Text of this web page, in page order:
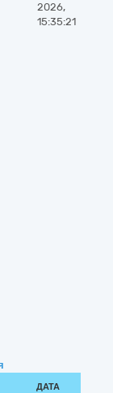
2026,
15:35:21
ДАТА